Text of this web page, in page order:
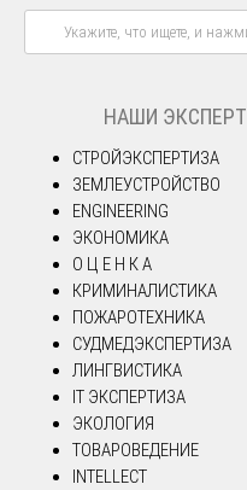
НАШИ
СТРОЙЭКСПЕРТИЗА
ЗЕМЛЕУСТРОЙСТВО
ENGINEERING
ЭКОНОМИКА
О Ц Е Н К А
КРИМИНАЛИСТИКА
ПОЖАРОТЕХНИКА
СУДМЕДЭКСПЕРТИЗА
ЛИНГВИСТИКА
IT ЭКСПЕРТИЗА
ЭКОЛОГИЯ
ТОВАРОВЕДЕНИЕ
INTELLECT